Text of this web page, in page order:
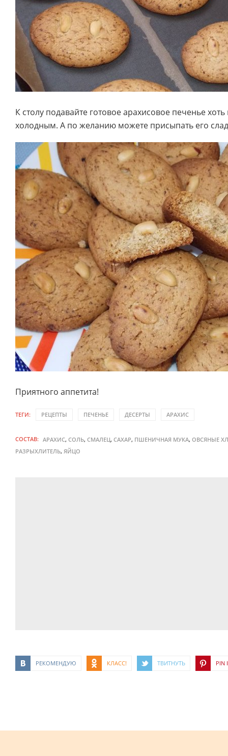
К столу подавайте готовое арахисовое печенье
холодным. А по желанию можете присыпать его
Приятного аппетита!
ТЕГИ: РЕЦЕПТЫ ПЕЧЕНЬЕ ДЕСЕРТЫ АРАХИС
СОСТАВ: АРАХИС, СОЛЬ, СМАЛЕЦ, САХАР, ПШЕНИЧНАЯ МУКА, ОВСЯНЫЕ
РАЗРЫХЛИТЕЛЬ, ЯЙЦО
РЕКОМЕНДУЮ КЛАСС! ТВИТНУТЬ PIN